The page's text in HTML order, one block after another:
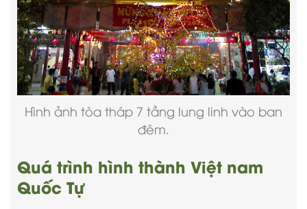
Hình ảnh tòa tháp 7 tầng lung linh vào ban
đêm.
Quá trình hình thành Việt nam
Quốc Tự